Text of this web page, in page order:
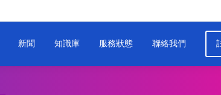
新聞 知識庫 服務狀態 聯絡我們